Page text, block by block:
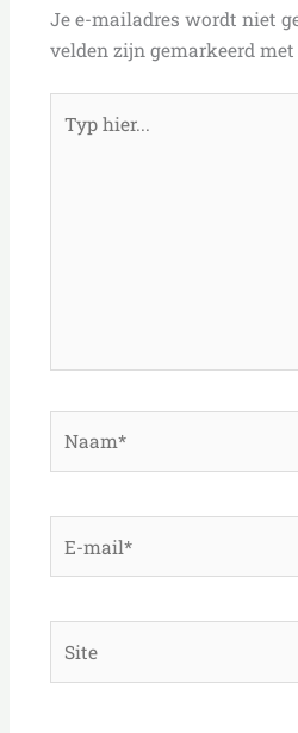
Je e-mailadres wordt niet
velden zijn gemarkeerd met
hier...
mail*